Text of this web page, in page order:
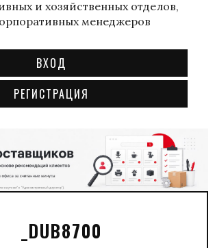
и хозяйственных отделов,
менеджеров
ВХОД
РЕГИСТРАЦИЯ
_DUB8700